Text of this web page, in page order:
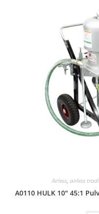
Airless, airless
A0110 HULK 10″ 45:1